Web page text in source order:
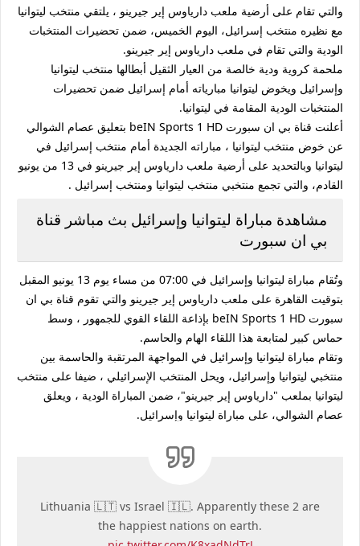
والتي تقام على أرضية ملعب دارياوس إير جيرينو ، يلتقي منتخب ليتوانيا
مع نظيره منتخب إسرائيل، اليوم الخميس، ضمن تحضيرات المنتخبات
الودية والتي تقام في ملعب دارياوس إير جيرينو.
ملحمة كروية ودية خالصة من العيار الثقيل أبطالها منتخب ليتوانيا
وإسرائيل ويخوض ليتوانيا مبارياته أمام إسرائيل ضمن تحضيرات
المنتخبات الودية المقامة في ليتوانيا.
أعلنت قناة بي ان سبورت beIN Sports 1 HD بتعليق عصام الشوالي
عن خوض منتخب ليتوانيا ، مباراته الجديدة أمام منتخب إسرائيل في
ليتوانيا وبالتحديد على أرضية ملعب دارياوس إير جيرينو في 13 من يونيو
القادم، والتي تجمع منتخبي منتخب ليتوانيا ومنتخب إسرائيل .
مشاهدة مباراة ليتوانيا وإسرائيل بث مباشر قناة
بي ان سبورت
وتُقام مباراة ليتوانيا وإسرائيل في 07:00 من مساء يوم 13 يونيو المقبل
بتوقيت القاهرة على ملعب دارياوس إير جيرينو والتي تقوم قناة بي ان
سبورت beIN Sports 1 HD بإذاعة اللقاء القوي للجمهور ، وسط
حماس كبير لمتابعة هذا اللقاء الهام والحاسم.
وتقام مباراة ليتوانيا وإسرائيل في المواجهة المرتقبة والحاسمة بين
منتخبي ليتوانيا وإسرائيل، ويحل المنتخب الإسرائيلي ، ضيفا على منتخب
ليتوانيا بملعب "دارياوس إير جيرينو"، ضمن المباراة الودية ، ويعلق
عصام الشوالي، على مباراة ليتوانيا وإسرائيل.
Lithuania 🇱🇹 vs Israel 🇮🇱. Apparently these 2 are
the happiest nations on earth.